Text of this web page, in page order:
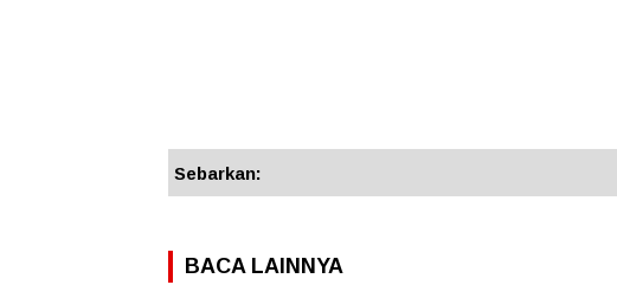
Sebarkan:
BACA LAINNYA